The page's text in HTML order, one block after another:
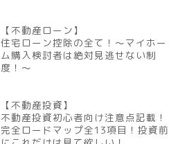
【不動産ローン】
住宅ローン控除の全て！～マイホー
ム購入検討者は絶対見逃せない制
度！～
【不動産投資】
不動産投資初心者向け注意点記載！
完全ロードマップ全13項目！投資前